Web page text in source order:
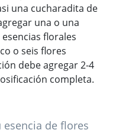
una cucharadita de
una o una
florales
o seis flores
debe agregar 2-4
completa.
de flores